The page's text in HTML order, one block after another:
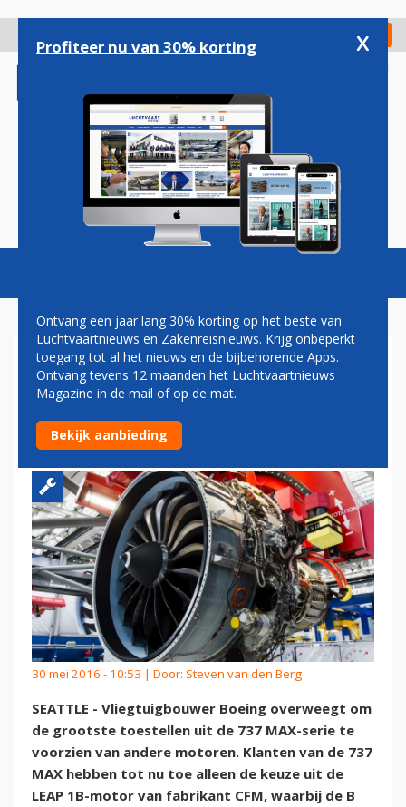
gaan
Check in
Magazine Podcasts Vacatures
'BOEING WIL AIRBUS-MOTOR
VOOR EXTRA POWER AAN
737'
30 mei 2016 - 10:53 | Door: Steven van den Berg
SEATTLE - Vliegtuigbouwer Boeing overweegt om
de grootste toestellen uit de 737 MAX-serie te
voorzien van andere motoren. Klanten van de 737
MAX hebben tot nu toe alleen de keuze uit de
LEAP 1B-motor van fabrikant CFM, waarbij de B
Profiteer nu van 30% korting x
Ontvang een jaar lang 30% korting op het beste van
Luchtvaartnieuws en Zakenreisnieuws. Krijg onbeperkt
toegang tot al het nieuws en de bijbehorende Apps.
Ontvang tevens 12 maanden het Luchtvaartnieuws
Magazine in de mail of op de mat.
Bekijk aanbieding